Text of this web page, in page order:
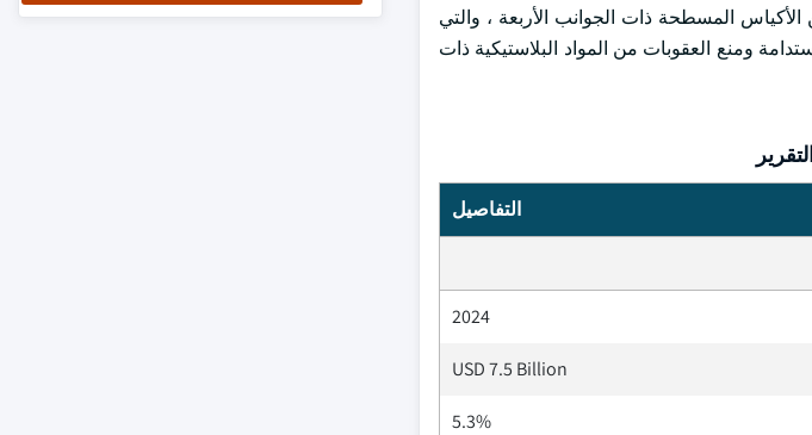
المسطحة ذات الجوانب الأربعة ، والتي
ومنع العقوبات من المواد البلاستيكية ذات
التفاصيل
2024
USD 7.5 Billion
5.3%